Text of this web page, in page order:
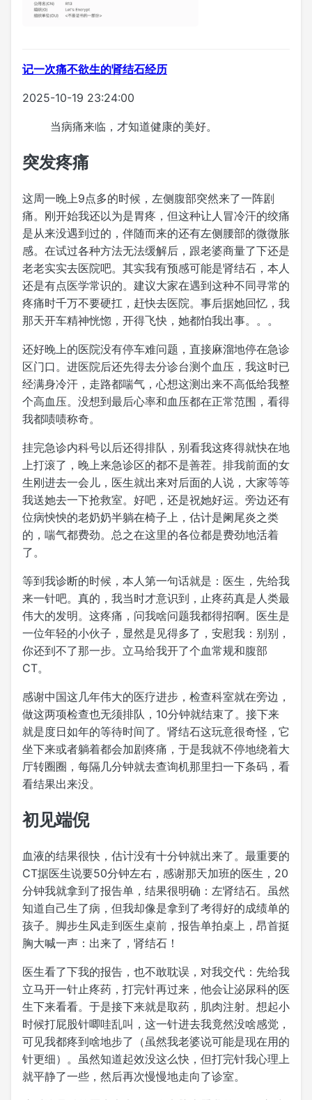
记一次痛不欲生的肾结石经历
2025-10-19 23:24:00
当病痛来临，才知道健康的美好。
突发疼痛
这周一晚上9点多的时候，左侧腹部突然来了一阵剧
痛。刚开始我还以为是胃疼，但这种让人冒冷汗的绞痛
是从来没遇到过的，伴随而来的还有左侧腰部的微微胀
感。在试过各种方法无法缓解后，跟老婆商量了下还是
老老实实去医院吧。其实我有预感可能是肾结石，本人
还是有点医学常识的。建议大家在遇到这种不同寻常的
疼痛时千万不要硬扛，赶快去医院。事后据她回忆，我
那天开车精神恍惚，开得飞快，她都怕我出事。。。
还好晚上的医院没有停车难问题，直接麻溜地停在急诊
区门口。进医院后还先得去分诊台测个血压，我这时已
经满身冷汗，走路都喘气，心想这测出来不高低给我整
个高血压。没想到最后心率和血压都在正常范围，看得
我都啧啧称奇。
挂完急诊内科号以后还得排队，别看我这疼得就快在地
上打滚了，晚上来急诊区的都不是善茬。排我前面的女
生刚进去一会儿，医生就出来对后面的人说，大家等等
我送她去一下抢救室。好吧，还是祝她好运。旁边还有
位病怏怏的老奶奶半躺在椅子上，估计是阑尾炎之类
的，喘气都费劲。总之在这里的各位都是费劲地活着
了。
等到我诊断的时候，本人第一句话就是：医生，先给我
来一针吧。真的，我当时才意识到，止疼药真是人类最
伟大的发明。这疼痛，问我啥问题我都得招啊。医生是
一位年轻的小伙子，显然是见得多了，安慰我：别别，
你还到不了那一步。立马给我开了个血常规和腹部
CT。
感谢中国这几年伟大的医疗进步，检查科室就在旁边，
做这两项检查也无须排队，10分钟就结束了。接下来
就是度日如年的等待时间了。肾结石这玩意很奇怪，它
坐下来或者躺着都会加剧疼痛，于是我就不停地绕着大
厅转圈圈，每隔几分钟就去查询机那里扫一下条码，看
看结果出来没。
初见端倪
血液的结果很快，估计没有十分钟就出来了。最重要的
CT据医生说要50分钟左右，感谢那天加班的医生，20
分钟我就拿到了报告单，结果很明确：左肾结石。虽然
知道自己生了病，但我却像是拿到了考得好的成绩单的
孩子。脚步生风走到医生桌前，报告单拍桌上，昂首挺
胸大喊一声：出来了，肾结石！
医生看了下我的报告，也不敢耽误，对我交代：先给我
立马开一针止疼药，打完针再过来，他会让泌尿科的医
生下来看看。于是接下来就是取药，肌肉注射。想起小
时候打屁股针唧哇乱叫，这一针进去我竟然没啥感觉，
可见我都疼到啥地步了（虽然我老婆说可能是现在用的
针更细）。虽然知道起效没这么快，但打完针我心理上
就平静了一些，然后再次慢慢地走向了诊室。